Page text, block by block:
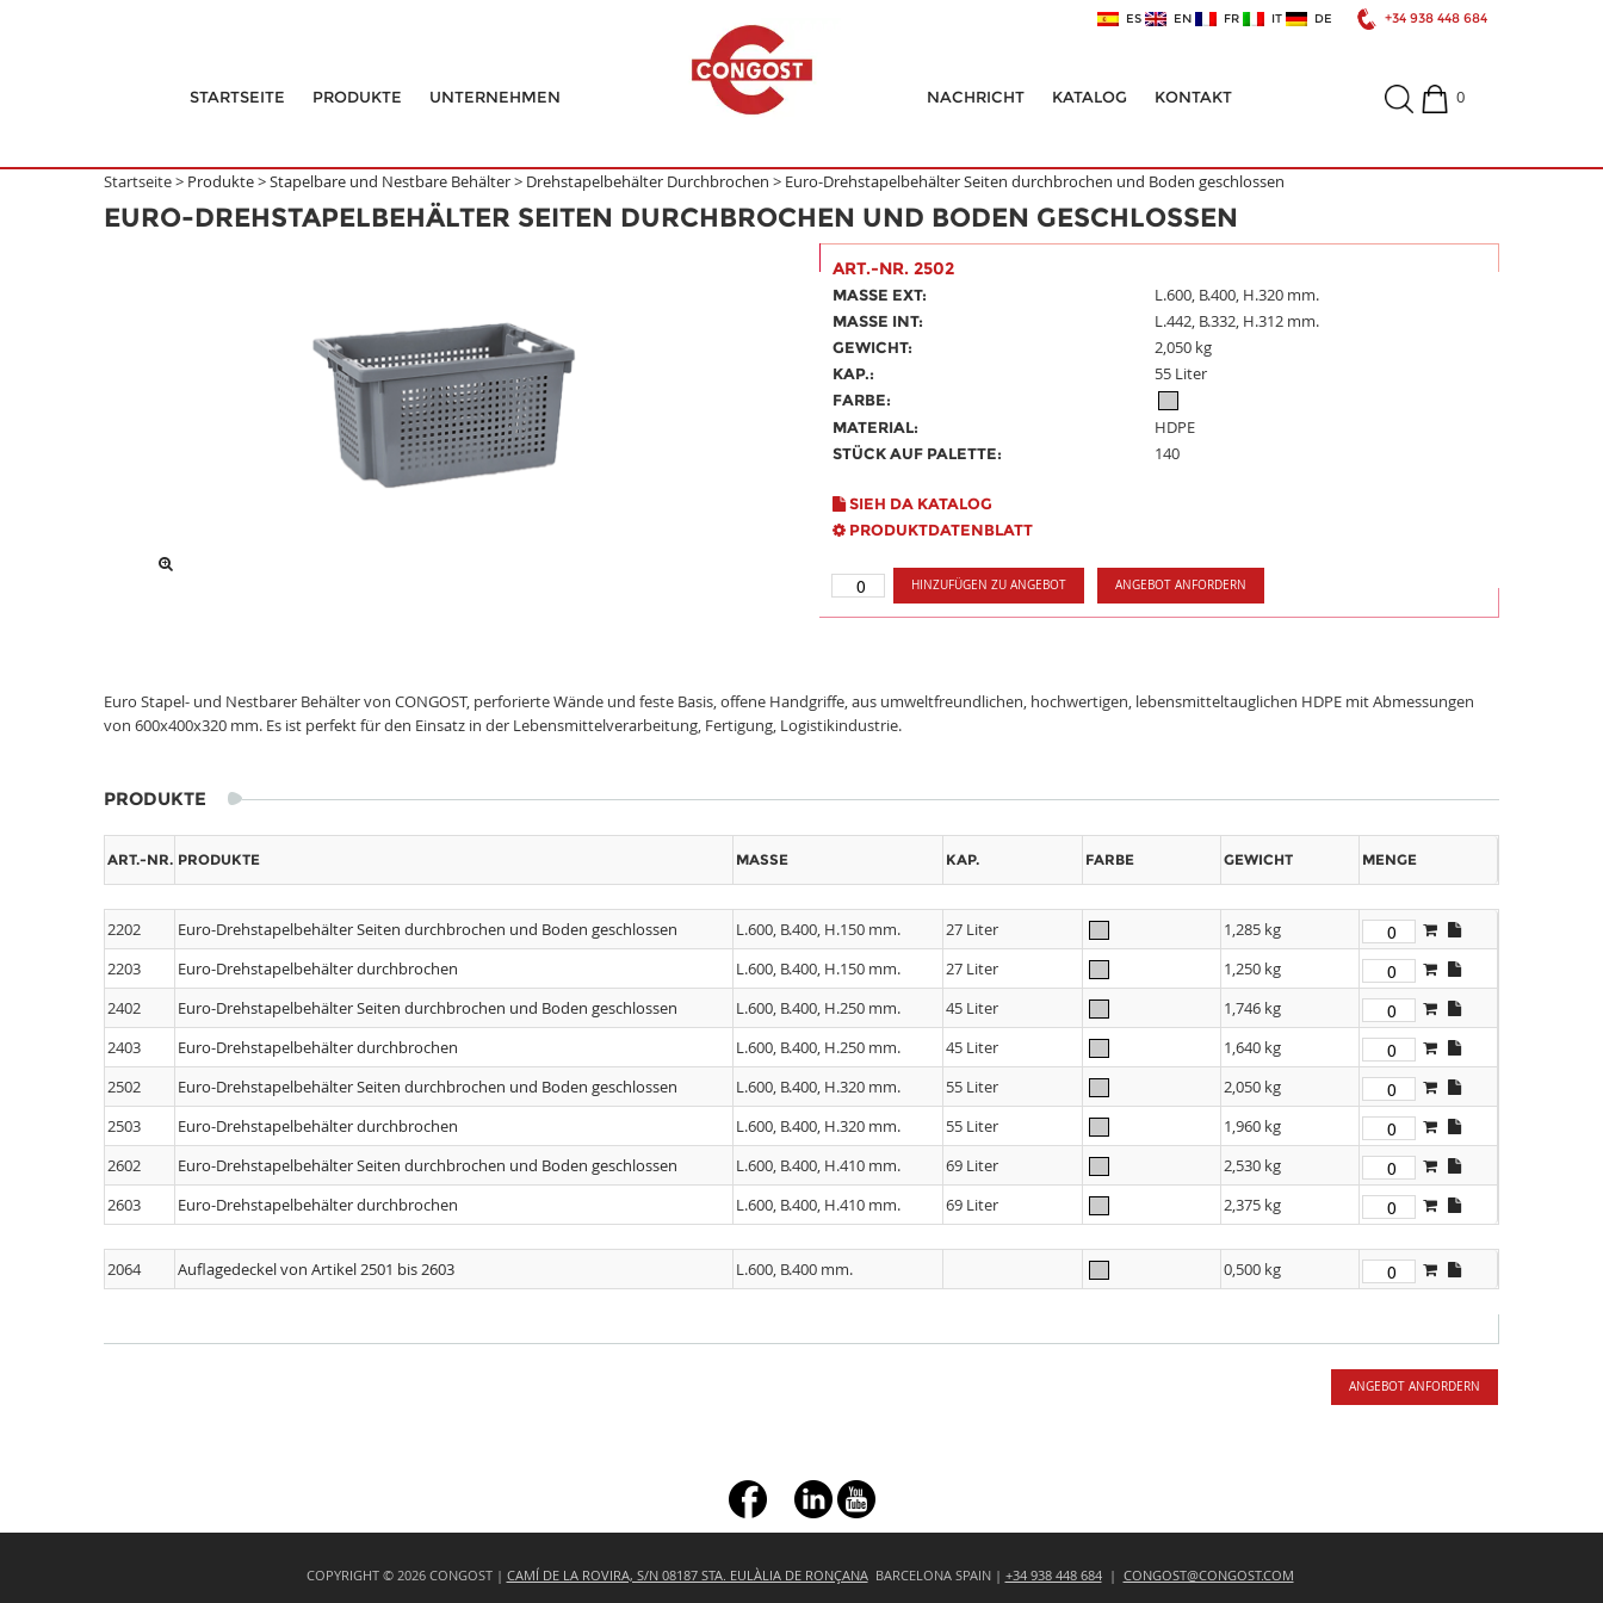
ES EN FR IT DE +34 938 448 684
STARTSEITE PRODUKTE UNTERNEHMEN NACHRICHT KATALOG KONTAKT 0
Startseite > Produkte>Stapelbare und Nestbare Behälter> Drehstapelbehälter Durchbrochen > Euro-Drehstapelbehälter Seiten durchbrochen und Boden geschlossen
EURO-DREHSTAPELBEHÄLTER SEITEN DURCHBROCHEN UND BODEN GESCHLOSSEN
ART.-NR. 2502
MASSE EXT: L.600, B.400, H.320 mm.
MASSE INT: L.442, B.332, H.312 mm.
GEWICHT: 2,050 kg
KAP.: 55 Liter
FARBE:
MATERIAL:
HDPE
STÜCK AUF PALETTE: 140
SIEH DA KATALOG
PRODUKTDATENBLATT
HINZUFÜGEN ZU ANGEBOT ANGEBOT ANFORDERN
Euro Stapel- und Nestbarer Behälter von CONGOST, perforierte Wände und feste Basis, offene Handgriffe, aus umweltfreundlichen, hochwertigen, lebensmitteltauglichen HDPE mit Abmessungen
von 600x400x320 mm. Es ist perfekt für den Einsatz in der Lebensmittelverarbeitung, Fertigung, Logistikindustrie.
PRODUKTE
ART.-NR. PRODUKTE MASSE KAP. FARBE GEWICHT MENGE
2202 Euro-Drehstapelbehälter Seiten durchbrochen und Boden geschlossen L.600, B.400, H.150 mm. 27 Liter
1,285 kg
2203
Euro-Drehstapelbehälter durchbrochen L.600, B.400, H.150 mm. 27 Liter
1,250 kg
2402
Euro-Drehstapelbehälter Seiten durchbrochen und Boden geschlossen L.600, B.400, H.250 mm. 45 Liter
1,746 kg
2403
Euro-Drehstapelbehälter durchbrochen L.600, B.400, H.250 mm. 45 Liter
1,640 kg
2502
Euro-Drehstapelbehälter Seiten durchbrochen und Boden geschlossen L.600, B.400, H.320 mm. 55 Liter
2,050 kg
2503
Euro-Drehstapelbehälter durchbrochen L.600, B.400, H.320 mm. 55 Liter
1,960 kg
2602
Euro-Drehstapelbehälter Seiten durchbrochen und Boden geschlossen L.600, B.400, H.410 mm. 69 Liter
2,530 kg
2603
Euro-Drehstapelbehälter durchbrochen L.600, B.400, H.410 mm. 69 Liter 2,375 kg
2064 Auflagedeckel von Artikel 2501 bis 2603 L.600, B.400 mm. 0,500 kg
ANGEBOT ANFORDERN
+ç
COPYRIGHT © 2026 CONGOST | CAMÍ DE LA ROVIRA, S/N 08187 STA. EULÀLIA DE RONÇANA BARCELONA SPAIN | +34 938 448 684 | CONGOST@CONGOST.COM